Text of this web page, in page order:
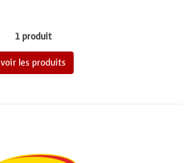
1 produit
voir les produits